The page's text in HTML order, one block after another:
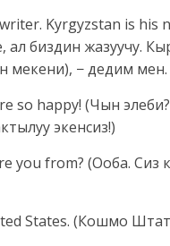
Kyrgyzstan is his
ал биздин жазуучу.
мекени), − дедим мен.
so happy! (Чын элеби?
экенсиз!)
you from? (Ооба. Сиз
States. (Кошмо